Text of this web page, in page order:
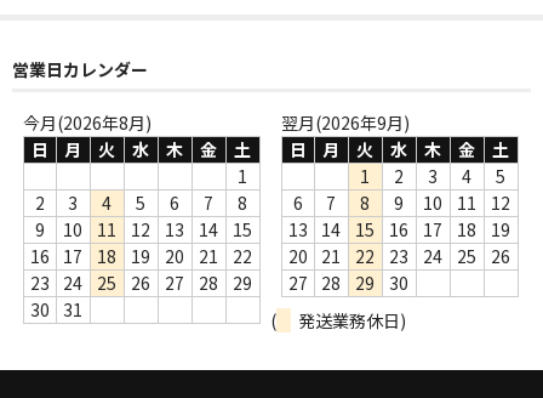
Webのみ no.2
Webのみ no.3
Webのみ no.4
売り切れ
営業日カレンダー
今月(2026年8月)
日
月 火 水 木 金
土
1
2
3 4 5 6 7
8
9
10 11 12 13 14
15
16
17 18 19 20 21
22
23
24 25 26 27 28
29
30
31
翌月(2026年9月)
日
月 火 水 木 金
土
1
2 3 4
5
6
7 8 9 10 11
12
13
14 15 16 17 18
19
20
21 22 23 24 25
26
27
28 29
30
(
発送業務休日)